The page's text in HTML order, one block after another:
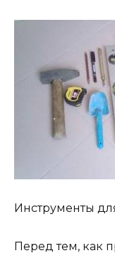
Инструменты
Перед тем, как